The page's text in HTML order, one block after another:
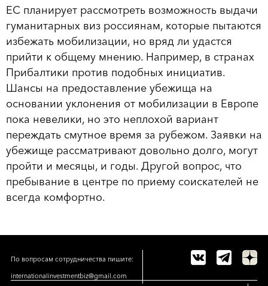
ЕС планирует рассмотреть возможность выдачи
гуманитарных виз россиянам, которые пытаются
избежать мобилизации, но вряд ли удастся
прийти к общему мнению. Например, в странах
Прибалтики против подобных инициатив.
Шансы на предоставление убежища на
основании уклонения от мобилизации в Европе
пока невелики, но это неплохой вариант
переждать смутное время за рубежом. Заявки на
убежище рассматривают довольно долго, могут
пройти и месяцы, и годы. Другой вопрос, что
пребывание в центре по приему соискателей не
всегда комфортно.
По вопросам сотрудничества пишите:
internationalinvestmentbiz@gmail.com